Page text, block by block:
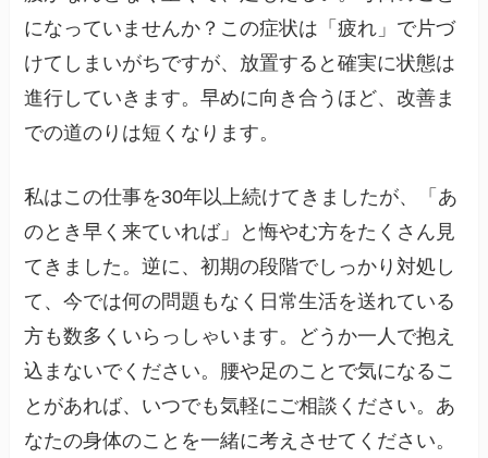
になっていませんか？この症状は「疲れ」で片づ
けてしまいがちですが、放置すると確実に状態は
進行していきます。早めに向き合うほど、改善ま
での道のりは短くなります。
私はこの仕事を30年以上続けてきましたが、「あ
のとき早く来ていれば」と悔やむ方をたくさん見
てきました。逆に、初期の段階でしっかり対処し
て、今では何の問題もなく日常生活を送れている
方も数多くいらっしゃいます。どうか一人で抱え
込まないでください。腰や足のことで気になるこ
とがあれば、いつでも気軽にご相談ください。あ
なたの身体のことを一緒に考えさせてください。